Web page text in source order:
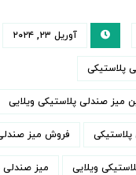
آوریل ۲۳, ۲۰۲۴
پلاستیکی
میز صندلی پلاستیکی ویلایی
فروش میز
ویلایی میز صندلی